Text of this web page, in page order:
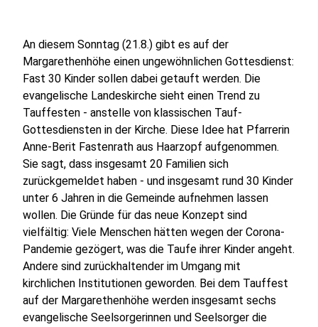
An diesem Sonntag (21.8.) gibt es auf der
Margarethenhöhe einen ungewöhnlichen Gottesdienst:
Fast 30 Kinder sollen dabei getauft werden. Die
evangelische Landeskirche sieht einen Trend zu
Tauffesten - anstelle von klassischen Tauf-
Gottesdiensten in der Kirche. Diese Idee hat Pfarrerin
Anne-Berit Fastenrath aus Haarzopf aufgenommen.
Sie sagt, dass insgesamt 20 Familien sich
zurückgemeldet haben - und insgesamt rund 30 Kinder
unter 6 Jahren in die Gemeinde aufnehmen lassen
wollen. Die Gründe für das neue Konzept sind
vielfältig: Viele Menschen hätten wegen der Corona-
Pandemie gezögert, was die Taufe ihrer Kinder angeht.
Andere sind zurückhaltender im Umgang mit
kirchlichen Institutionen geworden. Bei dem Tauffest
auf der Margarethenhöhe werden insgesamt sechs
evangelische Seelsorgerinnen und Seelsorger die